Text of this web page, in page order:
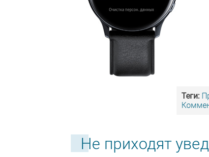
Теги:
Не приходят